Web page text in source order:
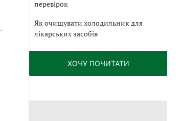
перевірок
Як очищувати холодильник для
лікарських засобів
ХОЧУ ПОЧИТАТИ